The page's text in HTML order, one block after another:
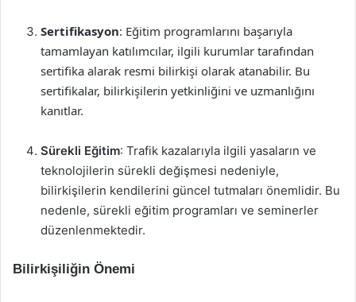
Sertifikasyon: Eğitim programlarını başarıyla
tamamlayan katılımcılar, ilgili kurumlar tarafından
sertifika alarak resmi bilirkişi olarak atanabilir. Bu
sertifikalar, bilirkişilerin yetkinliğini ve uzmanlığını
kanıtlar.
Sürekli Eğitim: Trafik kazalarıyla ilgili yasaların ve
teknolojilerin sürekli değişmesi nedeniyle,
bilirkişilerin kendilerini güncel tutmaları önemlidir. Bu
nedenle, sürekli eğitim programları ve seminerler
düzenlenmektedir.
Bilirkişiliğin Önemi